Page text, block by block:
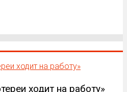
ходит на работу»